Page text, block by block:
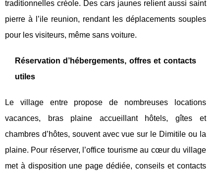
traditionnelles créole. Des cars jaunes relient aussi saint
pierre à l’ile reunion, rendant les déplacements souples
pour les visiteurs, même sans voiture.
Réservation d’hébergements, offres et contacts
utiles
Le village entre propose de nombreuses locations
vacances, bras plaine accueillant hôtels, gîtes et
chambres d’hôtes, souvent avec vue sur le Dimitile ou la
plaine. Pour réserver, l’office tourisme au cœur du village
met à disposition une page dédiée, conseils et contacts